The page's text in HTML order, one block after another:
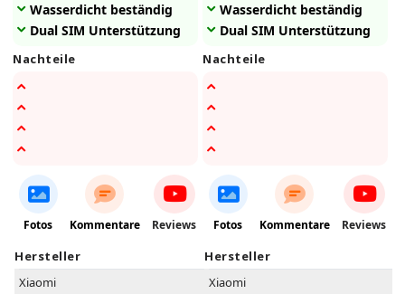
Wasserdicht beständig
Dual SIM Unterstützung
Nachteile
Fotos Kommentare Reviews
Hersteller
Xiaomi
Wasserdicht beständig
Dual SIM Unterstützung
Nachteile
Fotos Kommentare Reviews
Hersteller
Xiaomi